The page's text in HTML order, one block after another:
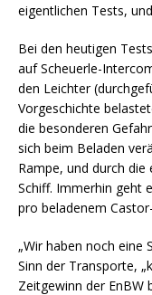
eigentlichen Tests,
Bei den heutigen
auf Scheuerle-
den Leichter
Vorgeschichte
die besonderen
sich beim Beladen
Rampe, und durch
Schiff. Immerhin geht
pro beladenem
„Wir haben noch eine
Sinn der Transporte,
Zeitgewinn der EnBW